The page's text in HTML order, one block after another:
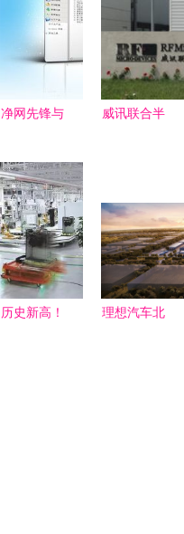
净网先锋与
件对比分析
功能、适用
场景与ZOL
下载指南
威讯联合半
件技术咨询
服务的领航
者
历史新高！
理想汽车北